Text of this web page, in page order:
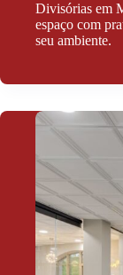
Divisórias em
espaço com
seu ambiente.